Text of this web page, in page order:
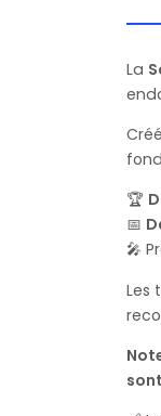
La
🏆
📅
🎤
Les